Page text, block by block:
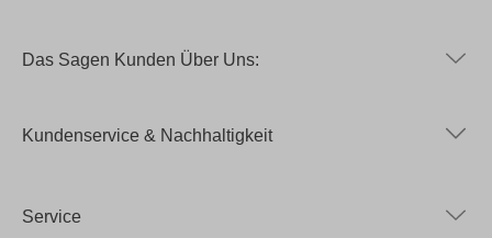
Das Sagen Kunden Über Uns:
Kundenservice & Nachhaltigkeit
Service